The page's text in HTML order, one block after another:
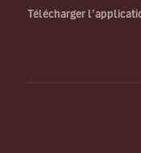
Télécharger